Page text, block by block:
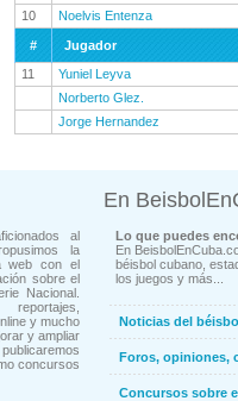
10
Noelvis Entenza
#
Jugador
11
Yuniel Leyva
Norberto Glez.
Jorge Hernandez
al
la
web con el
sobre el
Nacional.
y mucho
y ampliar
concursos
En
Lo que puedes
En
béisbol cubano,
los juegos y más...
Noticias del
Foros, opiniones,
Concursos sobre